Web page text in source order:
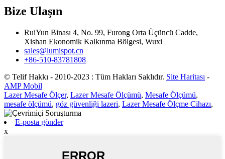
Bize Ulaşın
RuiYun Binası 4, No. 99, Furong Orta Üçüncü Cadde,
Xishan Ekonomik Kalkınma Bölgesi, Wuxi
sales@lumispot.cn
+86-510-83781808
© Telif Hakkı - 2010-2023 : Tüm Hakları Saklıdır. Site Haritası -
AMP Mobil
Lazer Mesafe Ölçer, Lazer Mesafe Ölçümü, Mesafe Ölçümü,
mesafe ölçümü, göz güvenliği lazeri, Lazer Mesafe Ölçme Cihazı,
E-posta gönder
x